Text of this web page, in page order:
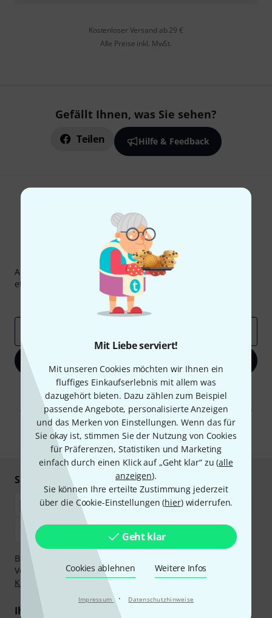
Mit Liebe serviert!
Mit unseren Cookies möchten wir Ihnen ein
fluffiges Einkaufserlebnis mit allem was
dazugehört bieten. Dazu zählen zum Beispiel
passende Angebote, personalisierte Anzeigen
und das Merken von Einstellungen. Wenn das für
Sie okay ist, stimmen Sie der Nutzung von Cookies
für Präferenzen, Statistiken und Marketing
einfach durch einen Klick auf „Geht klar“ zu (alle
anzeigen).
Sie können Ihre erteilte Zustimmung jederzeit
über die Cookie-Einstellungen (hier) widerrufen.
Geht klar
Cookies ablehnen Weitere Infos
Impressum · Datenschutzhinweise
Kostenloser Versand ab 29 €
Alle Preise inkl. MwSt.
Gefällt Ihnen, was Sie sehen?
Teilen Hilfe & Feedback
Thomann Newsletter
Abonniere den Thomann Newsletter und gewinne mit
etwas Glück einen von
50 Gutscheinen
Inspirierende Beiträge
Mit Klick auf „Jetzt anmelden“ stimmen Sie dem Erhalt von E-Mail-
Werbung und einer Messung des E-Mail-Nutzungsverhaltens zu. Die
Abmeldung ist jederzeit möglich. Weitere Informationen finden Sie in
unserenDatenschutzhinweisen.
* Pflichtfeld
Sicher einkaufen & bezahlen
Bezahlen Sie vertraulich und sicher per Nachnahme,
Vorkasse, PayPal, Amazon Pay,
Klarna Sofort bezahlen
Klarna Ratenzahlung
oder Kreditkarte.
Ihre Vorteile